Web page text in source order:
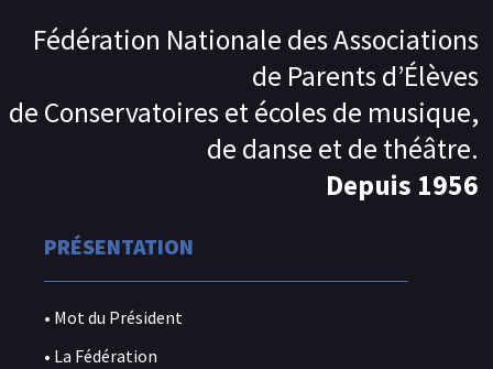
Fédération Nationale des Associations
de Parents d’Élèves
de Conservatoires et écoles de musique,
de danse et de théâtre.
Depuis 1956
PRÉSENTATION
• Mot du Président
• La Fédération